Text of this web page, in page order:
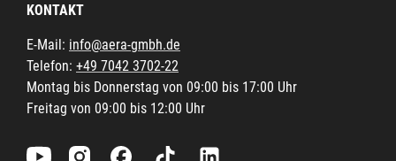
KONTAKT
E-Mail: info@aera-gmbh.de
Telefon: +49 7042 3702-22
Montag bis Donnerstag von 09:00 bis 17:00 Uhr
Freitag von 09:00 bis 12:00 Uhr